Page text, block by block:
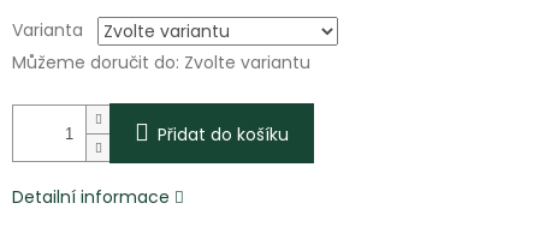
Varianta
Můžeme doručit do: Zvolte variantu
Přidat do košíku
Detailní informace